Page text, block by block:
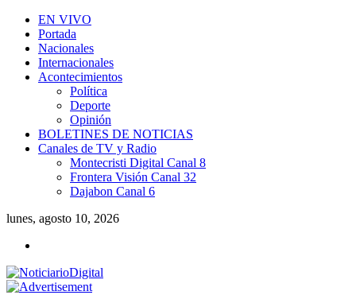
EN VIVO
Portada
Nacionales
Internacionales
Acontecimientos
Política
Deporte
Opinión
BOLETINES DE NOTICIAS
Canales de TV y Radio
Montecristi Digital Canal 8
Frontera Visión Canal 32
Dajabon Canal 6
lunes, agosto 10, 2026